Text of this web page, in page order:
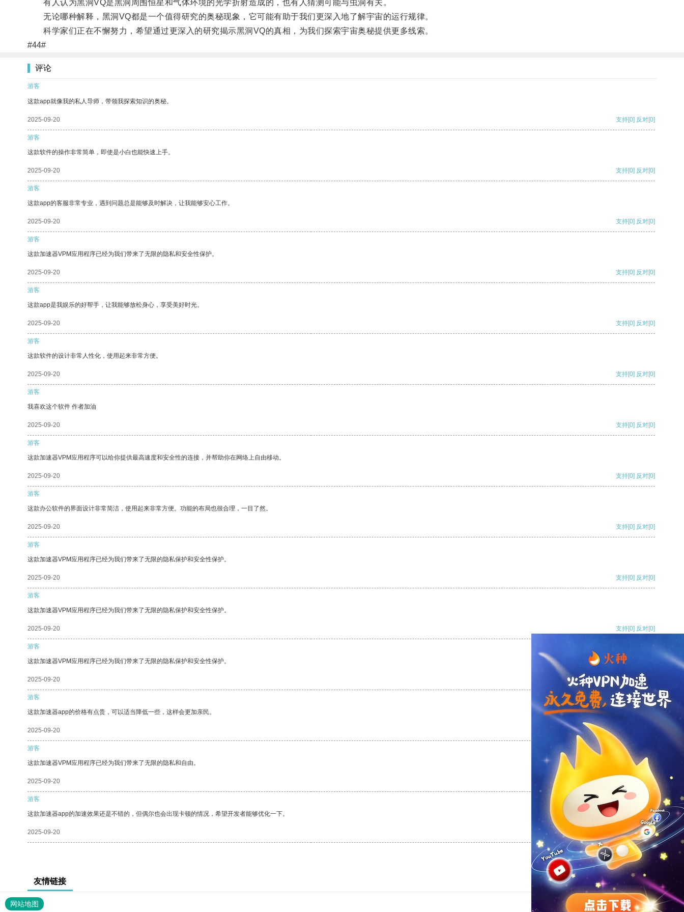
有人认为黑洞VQ是黑洞周围恒星和气体环境的光学折射造成的，也有人猜测可能与虫洞有关。
无论哪种解释，黑洞VQ都是一个值得研究的奥秘现象，它可能有助于我们更深入地了解宇宙的运行规律。
科学家们正在不懈努力，希望通过更深入的研究揭示黑洞VQ的真相，为我们探索宇宙奥秘提供更多线索。
#44#
评论
游客
这款app就像我的私人导师，带领我探索知识的奥秘。
2025-09-20 支持[0] 反对[0]
游客
这款软件的操作非常简单，即使是小白也能快速上手。
2025-09-20 支持[0] 反对[0]
游客
这款app的客服非常专业，遇到问题总是能够及时解决，让我能够安心工作。
2025-09-20 支持[0] 反对[0]
游客
这款加速器VPM应用程序已经为我们带来了无限的隐私和安全性保护。
2025-09-20 支持[0] 反对[0]
游客
这款app是我娱乐的好帮手，让我能够放松身心，享受美好时光。
2025-09-20 支持[0] 反对[0]
游客
这款软件的设计非常人性化，使用起来非常方便。
2025-09-20 支持[0] 反对[0]
游客
我喜欢这个软件 作者加油
2025-09-20 支持[0] 反对[0]
游客
这款加速器VPM应用程序可以给你提供最高速度和安全性的连接，并帮助你在网络上自由移动。
2025-09-20 支持[0] 反对[0]
游客
这款办公软件的界面设计非常简洁，使用起来非常方便。功能的布局也很合理，一目了然。
2025-09-20 支持[0] 反对[0]
游客
这款加速器VPM应用程序已经为我们带来了无限的隐私保护和安全性保护。
2025-09-20 支持[0] 反对[0]
游客
这款加速器VPM应用程序已经为我们带来了无限的隐私保护和安全性保护。
2025-09-20 支持[0] 反对[0]
游客
这款加速器VPM应用程序已经为我们带来了无限的隐私保护和安全性保护。
2025-09-20 支持[0] 反对
游客
这款加速器app的价格有点贵，可以适当降低一些，这样会更加亲民。
2025-09-20 支持
游客
这款加速器VPM应用程序已经为我们带来了无限的隐私和自由。
2025-09-20 反对 [0]
游客
这款加速器app的加速效果还是不错的，但偶尔也会出现卡顿的情况，希望开发者能够优化一下。
2025-09-20 支持[0] 反对[0]
友情链接
网站地图